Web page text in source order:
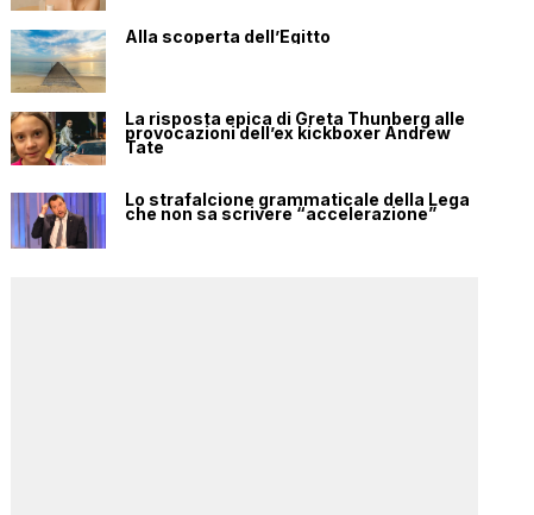
Alla scoperta dell’Egitto
La risposta epica di Greta Thunberg alle
provocazioni dell’ex kickboxer Andrew
Tate
Lo strafalcione grammaticale della Lega
che non sa scrivere “accelerazione”